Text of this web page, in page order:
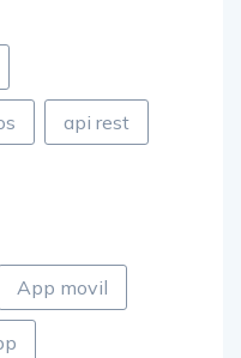
api rest
App movil